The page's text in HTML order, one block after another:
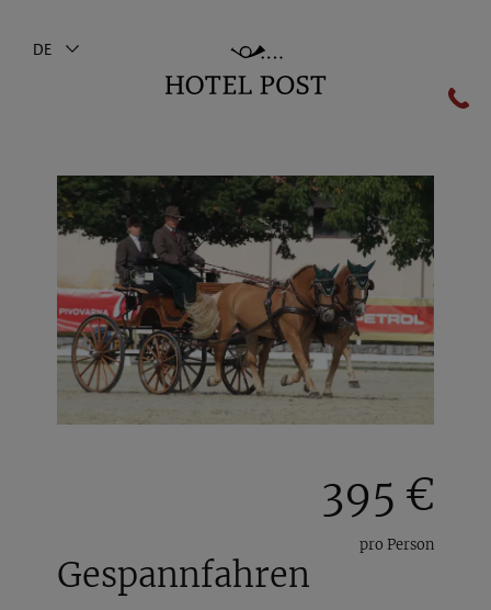
DE
Zimmer & Preise
Zimmer
Angebote
Inklusivleistungen
Angeld & Reiserücktritt
395 €
pro Person
Gespannfahren